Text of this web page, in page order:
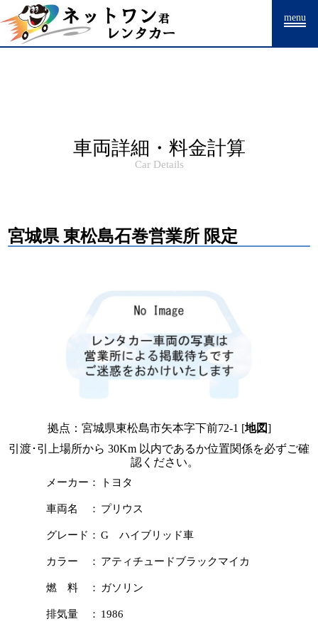
Warning: Undefined array key "HTTP_ACCEPT_LANGUAGE" in
/home/drpnw/netwankun.com/public_html/include/access_log.phpon
line15
menu
車両詳細・料金計算
Car Details
宮城県 東松島石巻営業所 限定
拠点：宮城県東松島市矢本字下前72-1 [地図]
引渡･引上場所から 30Km 以内であるか位置関係を必ずご確
認ください。
メーカー：
トヨタ
車両名 ： プリウス
グレード： G ハイブリッド車
カラー ： アティチュードブラックマイカ
燃 料 ： ガソリン
排気量 ： 1986